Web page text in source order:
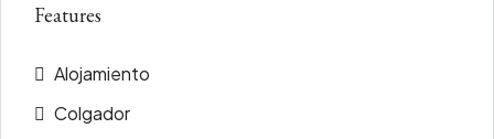
Features
Alojamiento
Colgador